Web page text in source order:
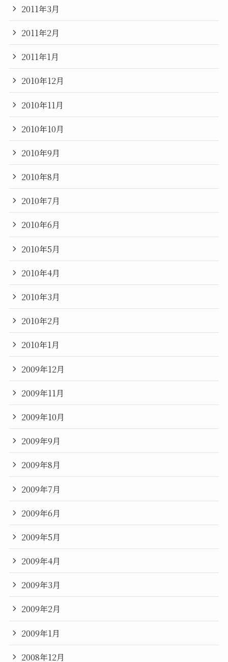
2011年3月
2011年2月
2011年1月
2010年12月
2010年11月
2010年10月
2010年9月
2010年8月
2010年7月
2010年6月
2010年5月
2010年4月
2010年3月
2010年2月
2010年1月
2009年12月
2009年11月
2009年10月
2009年9月
2009年8月
2009年7月
2009年6月
2009年5月
2009年4月
2009年3月
2009年2月
2009年1月
2008年12月